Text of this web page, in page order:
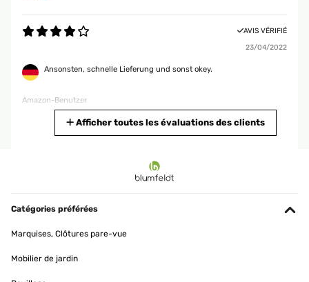
AVIS VÉRIFIÉ
23/04/2022
Ansonsten, schnelle Lieferung und sonst okey.
Amazon-Benutzer
gewünscht. Diese hat mich vom Aussehen und das man noch
drauf grillen kann sehr angesprochen. Ohne wieder den grossen
auch noch drunter Stapelbar. Lieferung ging schnell, mein Mann
aufgebaut. Und es kann schon losgehen.
Afficher toutes les évaluations des clients
Catégories préférées
Marquises, Clôtures pare-vue
Mobilier de jardin